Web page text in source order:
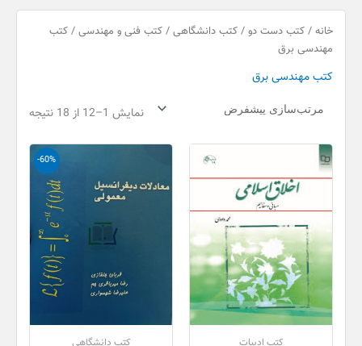
a
g
g
r خانه / کتب دست دو / کتب دانشگاهی / کتب فنی و مهندسی / کتب
مهندسی برق
کتب مهندسی برق
نمایش 1–12 از 18 نتیجه
کتب ادبیات
-60%
کتب دانشگاهی
قیمت
200,000 تومان
بود.
قیمت
فعلی